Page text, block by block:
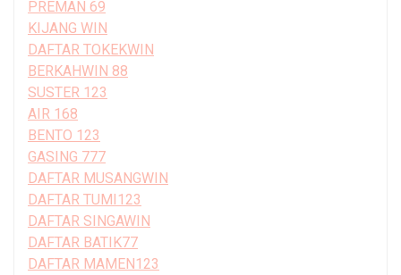
PREMAN 69
KIJANG WIN
DAFTAR TOKEKWIN
BERKAHWIN 88
SUSTER 123
AIR 168
BENTO 123
GASING 777
DAFTAR MUSANGWIN
DAFTAR TUMI123
DAFTAR SINGAWIN
DAFTAR BATIK77
DAFTAR MAMEN123